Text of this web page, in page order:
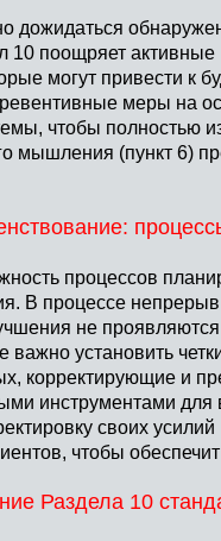
дожидаться
10 поощряет
могут привести к
меры на
чтобы полностью
мышления (пункт 6)
процессов
В процессе
не
важно установить
корректирующие и
инструментами
своих
чтобы
Раздела 10